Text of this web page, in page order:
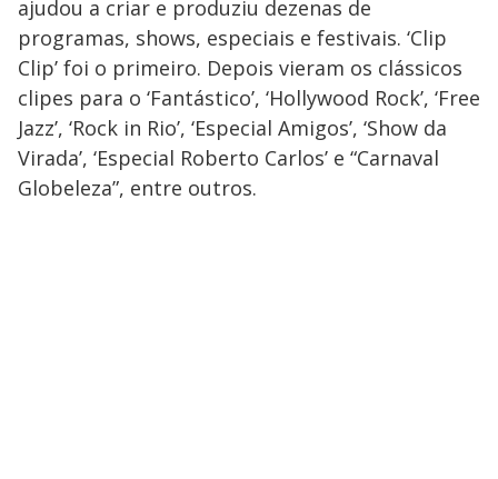
ajudou a criar e produziu dezenas de
programas, shows, especiais e festivais. ‘Clip
Clip’ foi o primeiro. Depois vieram os clássicos
clipes para o ‘Fantástico’, ‘Hollywood Rock’, ‘Free
Jazz’, ‘Rock in Rio’, ‘Especial Amigos’, ‘Show da
Virada’, ‘Especial Roberto Carlos’ e “Carnaval
Globeleza”, entre outros.